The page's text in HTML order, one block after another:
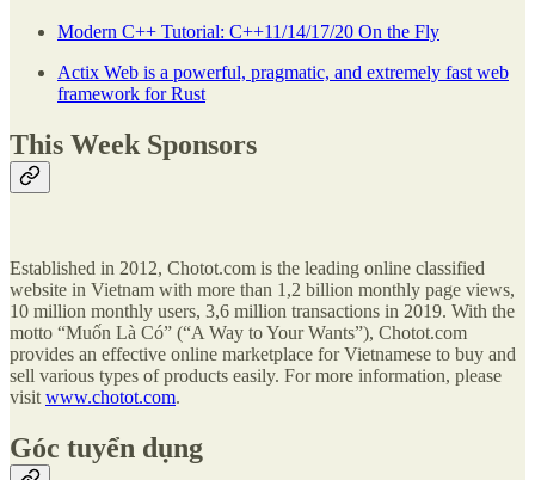
Modern C++ Tutorial: C++11/14/17/20 On the Fly
Actix Web is a powerful, pragmatic, and extremely fast web
framework for Rust
This Week Sponsors
Established in 2012, Chotot.com is the leading online classified
website in Vietnam with more than 1,2 billion monthly page views,
10 million monthly users, 3,6 million transactions in 2019. With the
motto “Muốn Là Có” (“A Way to Your Wants”), Chotot.com
provides an effective online marketplace for Vietnamese to buy and
sell various types of products easily. For more information, please
visit www.chotot.com.
Góc tuyển dụng